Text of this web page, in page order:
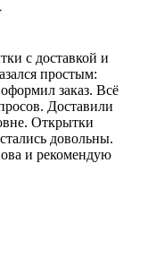
с доставкой и
простым:
заказ. Всё
Доставили
Открытки
довольны.
и рекомендую